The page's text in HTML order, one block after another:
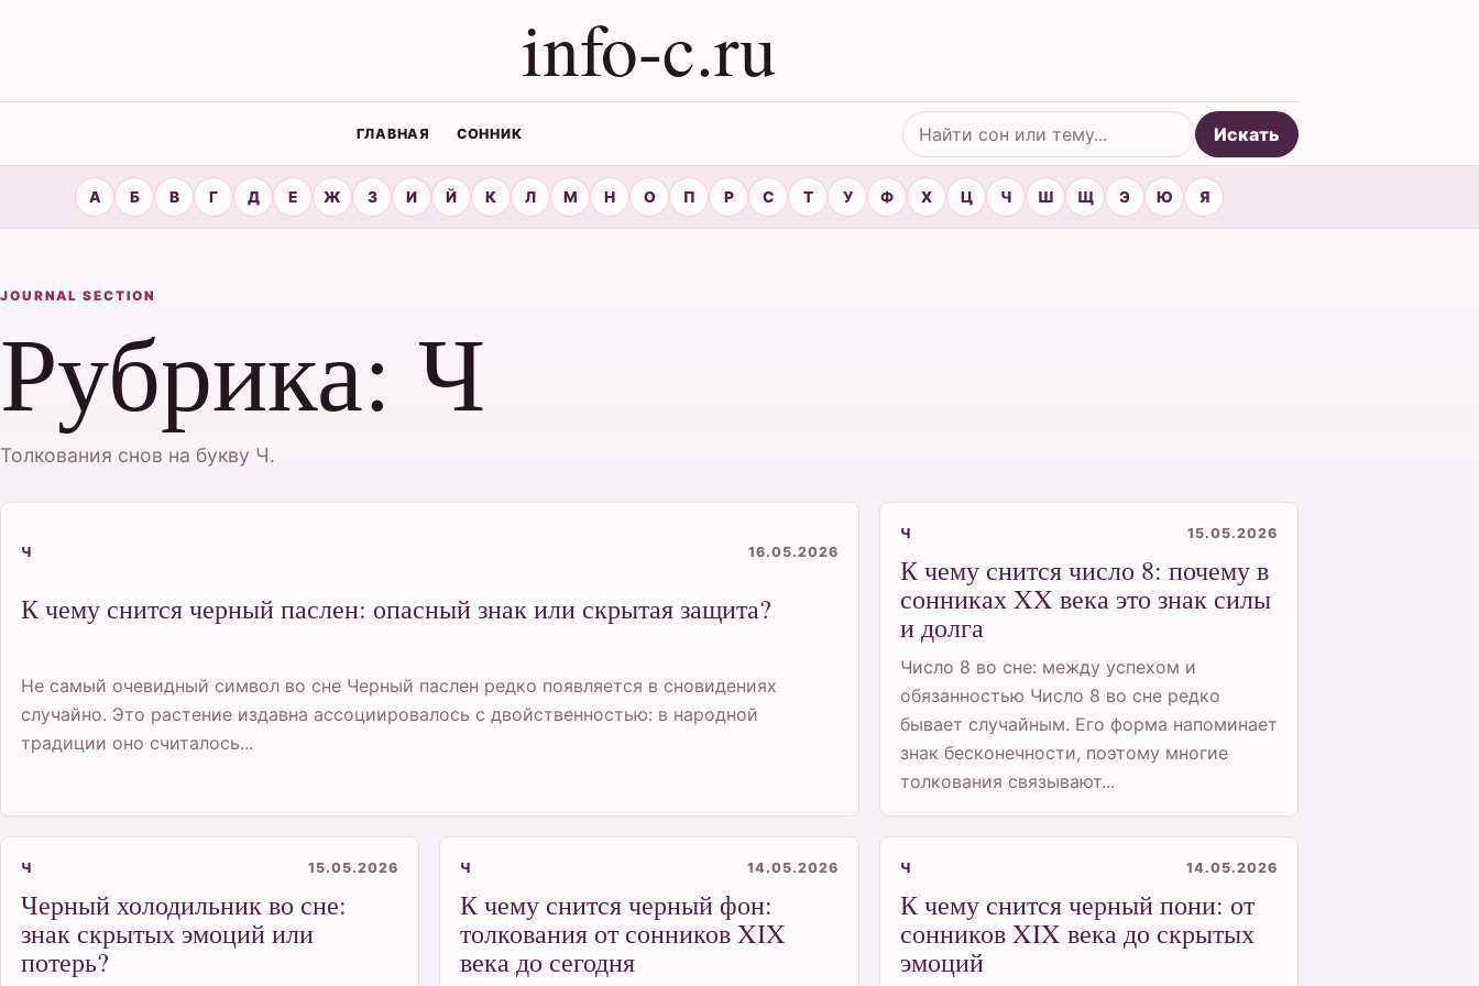
info-c.ru
ГЛАВНАЯ СОННИК Поиск Искать
А Б В Г Д Е Ж З И Й К Л М Н О П Р С Т У Ф Х Ц Ч Ш Щ Э Ю Я
JOURNAL SECTION
Рубрика: Ч
Толкования снов на букву Ч.
Ч 16.05.2026
К чему снится черный паслен: опасный знак или скрытая защита?
Не самый очевидный символ во сне Черный паслен редко появляется в сновидениях
случайно. Это растение издавна ассоциировалось с двойственностью: в народной
традиции оно считалось...
Ч 15.05.2026
К чему снится число 8: почему в
сонниках XX века это знак силы
и долга
Число 8 во сне: между успехом и
обязанностью Число 8 во сне редко
бывает случайным. Его форма напоминает
знак бесконечности, поэтому многие
толкования связывают...
Ч 15.05.2026
Черный холодильник во сне:
знак скрытых эмоций или
потерь?
Ч 14.05.2026
К чему снится черный фон:
толкования от сонников XIX
века до сегодня
Ч 14.05.2026
К чему снится черный пони: от
сонников XIX века до скрытых
эмоций